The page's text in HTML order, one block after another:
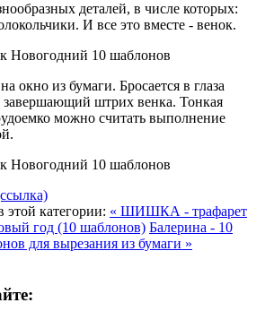
деталей, в числе которых:
И все это вместе - венок.
окно из бумаги. Бросается в глаза
завершающий штрих венка. Тонкая
можно считать выполнение
этой категории: « ШИШКА - трафарет
год (10 шаблонов) Балерина - 10
для вырезания из бумаги »